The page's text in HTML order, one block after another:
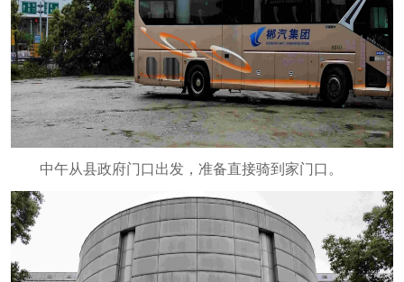
中午从县政府门口出发，准备直接骑到家门口。